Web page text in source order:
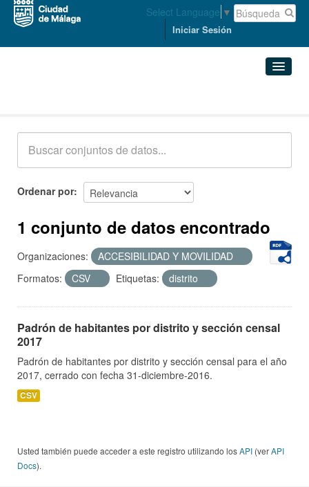
Select Language ▼
Iniciar Sesión
Acerca de
Ordenar por
1 conjunto de datos encontrado
Organizaciones:
ACCESIBILIDAD Y MOVILIDAD
Formatos:
CSV Etiquetas: distrito
Padrón de habitantes por distrito y sección censal
2017
Padrón de habitantes por distrito y sección censal para el año
2017, cerrado con fecha 31-diciembre-2016.
CSV
Usted también puede acceder a este registro utilizando losAPI (verAPI
Docs).